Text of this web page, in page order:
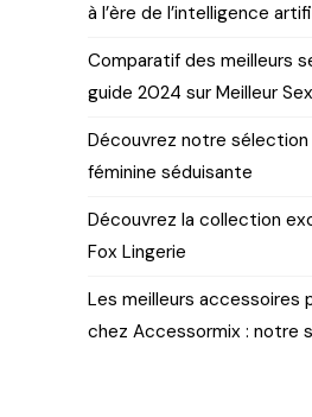
à l’ère de l’intelligence
Comparatif des meilleurs
guide 2024 sur Meilleur
Découvrez notre sélection
féminine séduisante
Découvrez la collection
Fox Lingerie
Les meilleurs accessoires
chez Accessormix : notre